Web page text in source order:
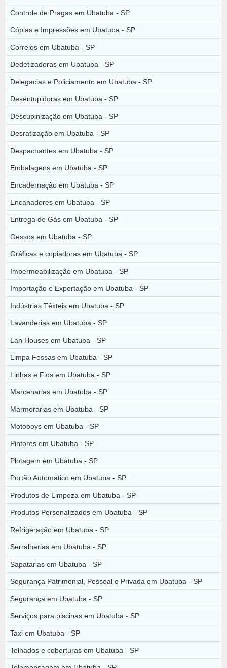
Controle de Pragas em Ubatuba - SP
Cópias e Impressões em Ubatuba - SP
Correios em Ubatuba - SP
Dedetizadoras em Ubatuba - SP
Delegacias e Policiamento em Ubatuba - SP
Desentupidoras em Ubatuba - SP
Descupinização em Ubatuba - SP
Desratização em Ubatuba - SP
Despachantes em Ubatuba - SP
Embalagens em Ubatuba - SP
Encadernação em Ubatuba - SP
Encanadores em Ubatuba - SP
Entrega de Gás em Ubatuba - SP
Gessos em Ubatuba - SP
Gráficas e copiadoras em Ubatuba - SP
Impermeabilização em Ubatuba - SP
Importação e Exportação em Ubatuba - SP
Indústrias Têxteis em Ubatuba - SP
Lavanderias em Ubatuba - SP
Lan Houses em Ubatuba - SP
Limpa Fossas em Ubatuba - SP
Linhas e Fios em Ubatuba - SP
Marcenarias em Ubatuba - SP
Marmorarias em Ubatuba - SP
Motoboys em Ubatuba - SP
Pintores em Ubatuba - SP
Plotagem em Ubatuba - SP
Portão Automatico em Ubatuba - SP
Produtos de Limpeza em Ubatuba - SP
Produtos Personalizados em Ubatuba - SP
Refrigeração em Ubatuba - SP
Serralherias em Ubatuba - SP
Sapatarias em Ubatuba - SP
Segurança Patrimonial, Pessoal e Privada em Ubatuba - SP
Segurança em Ubatuba - SP
Serviços para piscinas em Ubatuba - SP
Taxi em Ubatuba - SP
Telhados e coberturas em Ubatuba - SP